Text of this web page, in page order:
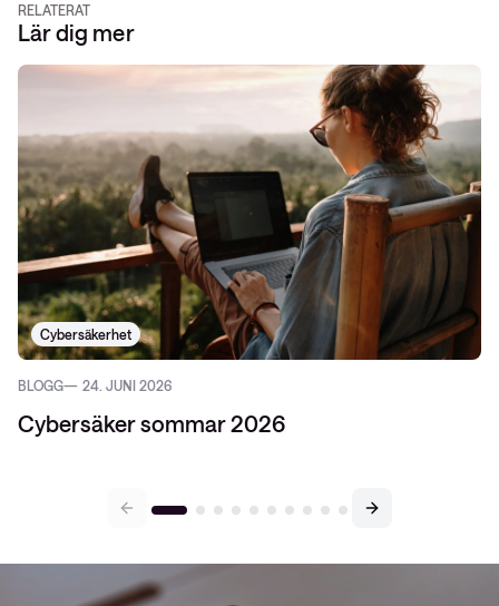
RELATERAT
Lär dig mer
Cybersäkerhet
BLOGG 24. JUNI 2026
Cybersäker sommar 2026